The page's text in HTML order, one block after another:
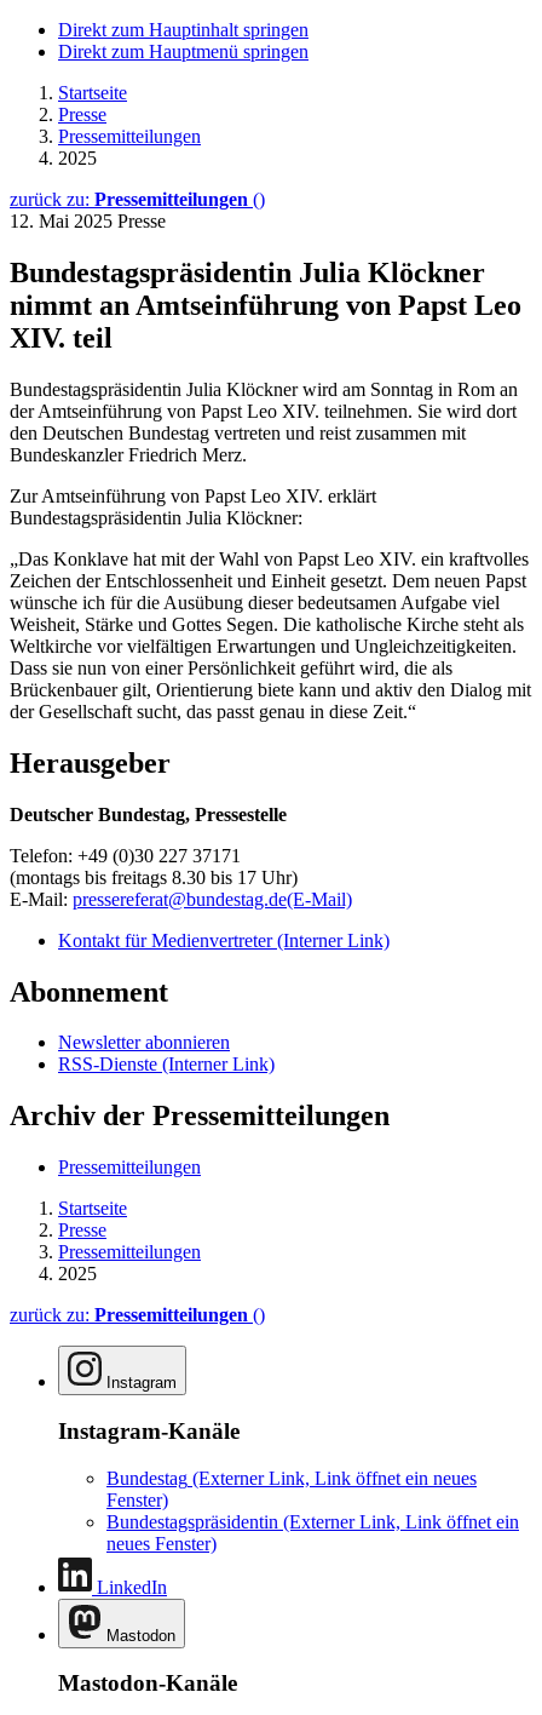
Direkt zum Hauptinhalt springen
Direkt zum Hauptmenü springen
Startseite
Presse
Pressemitteilungen
2025
zurück zu: Pressemitteilungen ()
12. Mai 2025 Presse
Bundestagspräsidentin Julia Klöckner
nimmt an Amtseinführung von Papst Leo
XIV. teil
Bundestagspräsidentin Julia Klöckner wird am Sonntag in Rom an
der Amtseinführung von Papst Leo XIV. teilnehmen. Sie wird dort
den Deutschen Bundestag vertreten und reist zusammen mit
Bundeskanzler Friedrich Merz.
Zur Amtseinführung von Papst Leo XIV. erklärt
Bundestagspräsidentin Julia Klöckner:
„Das Konklave hat mit der Wahl von Papst Leo XIV. ein kraftvolles
Zeichen der Entschlossenheit und Einheit gesetzt. Dem neuen Papst
wünsche ich für die Ausübung dieser bedeutsamen Aufgabe viel
Weisheit, Stärke und Gottes Segen. Die katholische Kirche steht als
Weltkirche vor vielfältigen Erwartungen und Ungleichzeitigkeiten.
Dass sie nun von einer Persönlichkeit geführt wird, die als
Brückenbauer gilt, Orientierung biete kann und aktiv den Dialog mit
der Gesellschaft sucht, das passt genau in diese Zeit.“
Herausgeber
Deutscher Bundestag, Pressestelle
Telefon: +49 (0)30 227 37171
(montags bis freitags 8.30 bis 17 Uhr)
E-Mail: pressereferat@bundestag.de(E-Mail)
Kontakt für Medienvertreter(Interner Link)
Abonnement
Newsletter abonnieren
RSS-Dienste (Interner Link)
Archiv der Pressemitteilungen
Pressemitteilungen
Startseite
Presse
Pressemitteilungen
2025
zurück zu: Pressemitteilungen ()
Instagram
Instagram-Kanäle
Bundestag (Externer Link, Link öffnet ein neues
Fenster)
Bundestagspräsidentin (Externer Link, Link öffnet ein
neues Fenster)
LinkedIn
Mastodon
Mastodon-Kanäle